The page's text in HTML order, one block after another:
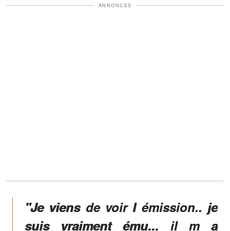
ANNONCES
"Je viens de voir l émission.. je
suis vraiment ému... il m a